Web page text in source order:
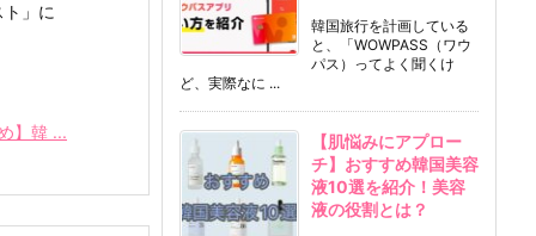
」に
】韓 ...
韓国旅行を計画している
と、「WOWPASS（ワウ
パス）ってよく聞くけ
ど、実際なに ...
【肌悩みにアプロー
チ】おすすめ韓国美容
液10選を紹介！美容
液の役割とは？